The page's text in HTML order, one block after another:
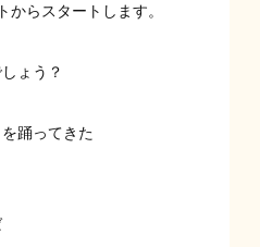
らスタートします。
ょう？
踊ってきた